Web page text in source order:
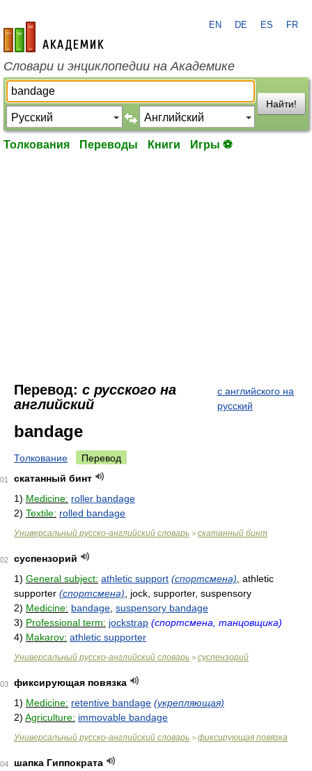
academic.ru
EN DE ES FR
Словари и энциклопедии на Академике
Найти!
Толкования Переводы Книги Игры ⚽
Перевод: с русского на
английский
с английского на
русский
bandage
Толкование Перевод
скатанный бинт
1) Medicine: roller bandage
2) Textile: rolled bandage
Универсальный русско-английский словарь > скатанный бинт
суспензорий
1) General subject: athletic support (спортсмена) , athletic
supporter (спортсмена) , jock, supporter, suspensory
2) Medicine: bandage suspensory bandage
3) Professional term: jockstrap (спортсмена, танцовщика)
4) Makarov: athletic supporter
Универсальный русско-английский словарь > суспензорий
фиксирующая повязка
1) Medicine: retentive bandage (укрепляющая)
2) Agriculture: immovable bandage
Универсальный русско-английский словарь > фиксирующая повязка
шапка Гиппократа